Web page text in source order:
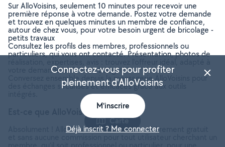
Sur AlloVoisins, seulement 10 minutes pour recevoir une
première réponse à votre demande. Postez votre demande
et trouvez en quelques minutes un membre de confiance,
autour de chez vous, pour votre besoin urgent de bricolage -
petits travaux
Consultez les profils des membres, professionnels ou
particuliers, qui vous ont contacté. Présentation, photos de
votre demande et à votre budget.
Conversez ensemble depuis la messagerie AlloVoisins pour
des échanges sécurisés et efficaces grâce aux outils
Est-ce que AlloVoisins est gratuit ?
Absolument ! AlloVoisins est un service entièrement gratuit
Carte
Connectez-vous pour profiter
pleinement d'AlloVoisins
M'inscrire
Déjà inscrit ? Me connecter